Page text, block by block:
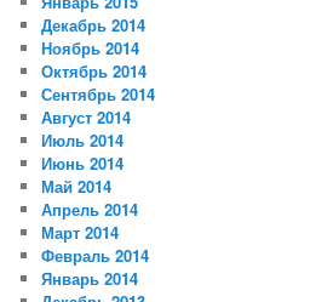
Декабрь 2014
Ноябрь 2014
Октябрь 2014
Сентябрь 2014
Август 2014
Июль 2014
Июнь 2014
Май 2014
Апрель 2014
Март 2014
Февраль 2014
Январь 2014